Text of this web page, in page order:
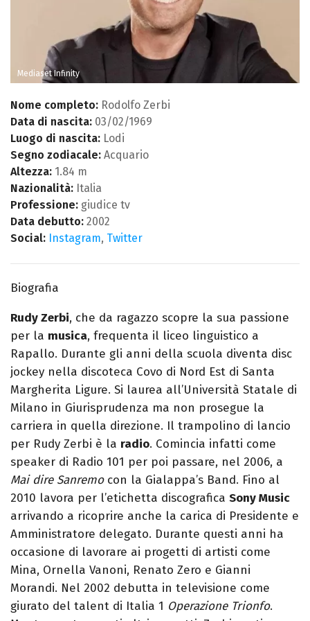
Mediaset Infinity
Nome completo: Rodolfo Zerbi
Data di nascita: 03/02/1969
Luogo di nascita: Lodi
Segno zodiacale: Acquario
Altezza: 1.84 m
Nazionalità: Italia
Professione: giudice tv
Data debutto: 2002
Social: Instagram, Twitter
Biografia
Rudy Zerbi, che da ragazzo scopre la sua passione
per la musica, frequenta il liceo linguistico a
Rapallo. Durante gli anni della scuola diventa disc
jockey nella discoteca Covo di Nord Est di Santa
Margherita Ligure. Si laurea all’Università Statale di
Milano in Giurisprudenza ma non prosegue la
carriera in quella direzione. Il trampolino di lancio
per Rudy Zerbi è la radio. Comincia infatti come
speaker di Radio 101 per poi passare, nel 2006, a
Mai dire Sanremocon la Gialappa’s Band. Fino al
2010 lavora per l’etichetta discografica Sony Music
arrivando a ricoprire anche la carica di Presidente e
Amministratore delegato. Durante questi anni ha
occasione di lavorare ai progetti di artisti come
Mina, Ornella Vanoni, Renato Zero e Gianni
Morandi. Nel 2002 debutta in televisione come
giurato del talent di Italia 1 Operazione Trionfo.